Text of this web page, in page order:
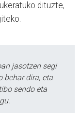
dituzte,
jasotzen segi
behar dira, eta
sendo eta